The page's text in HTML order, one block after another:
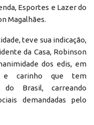
Esportes e Lazer do
Magalhães.
teve sua indicação,
da Casa, Robinson
dos edis, em
e carinho que tem
Brasil, carreando
demandadas pelo